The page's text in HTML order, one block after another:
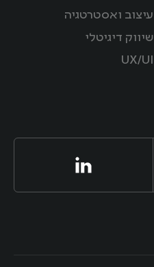
עיצוב ואסטרטגיה
שיווק דיגיטלי
UX/UI